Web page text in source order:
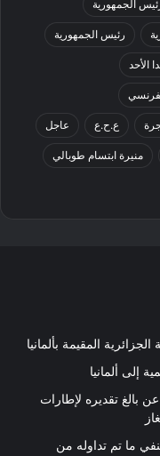
الجمهورية
رئيس الجمهورية
الأحد
ع.ح.ع عاجل
منيرة ابتسام طوبالي
المقيمة بألمانيا
إلى ألمانيا
بالغ تقديره لإطارات
ما تم تداوله من